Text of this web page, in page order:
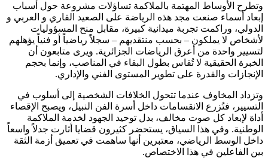
وتطرح الأوساط المهتمة بالملاكمة تساؤلات مشروعة حول أسباب
إبعاد أسماء صنعت مجد هذه الرياضة على الصعيد القاري و العربي و
الدولي، وراكمت تجربة ميدانية كبيرة، مقابل منح المسؤوليات
لأشخاص لا يملكون – بحسب منتقديهم – سجلاً رياضياً أو فنياً يؤهلهم
لتسيير واحدة من أعرق الرياضات الجزائرية. ويرى متابعون أن
الخبرة الحقيقية لا تُقاس بطول البقاء في المناصب، وإنما بحجم
الإنجازات والقدرة على تطوير المستوى الفني والإداري.
وتزداد المخاوف عندما تتحول الخلافات الشخصية إلى أسلوب في
التسيير، فتُزرع الانقسامات داخل أسرة الفن النبيل، ويصبح الإقصاء
أداة لإبعاد كل صوت مخالف، بدل توحيد الجهود لخدمة الملاكمة
الوطنية. وفي هذا السياق، يستحضر كثيرون قضايا أثارت جدلاً واسعاً
داخل الوسط الرياضي، معتبرين أنها ساهمت في تعميق أزمة الثقة
بين الفاعلين في هذا الاختصاص.